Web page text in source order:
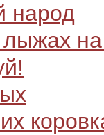
народ
лыжах